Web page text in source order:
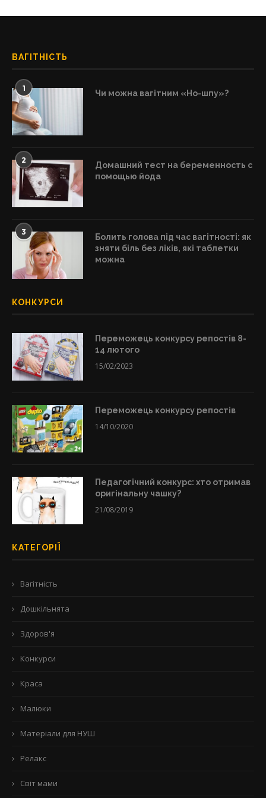
ВАГІТНІСТЬ
1 Чи можна вагітним «Но-шпу»?
2
Домашний тест на беременность с
помощью йода
3
Болить голова під час вагітності: як
зняти біль без ліків, які таблетки
можна
КОНКУРСИ
Переможець конкурсу репостів 8-
14 лютого
15/02/2023
Переможець конкурсу репостів
14/10/2020
Педагогічний конкурс: хто отримав
оригінальну чашку?
21/08/2019
КАТЕГОРІЇ
Вагітність
Дошкільнята
Здоров'я
Конкурси
Краса
Малюки
Матеріали для НУШ
Релакс
Світ мами